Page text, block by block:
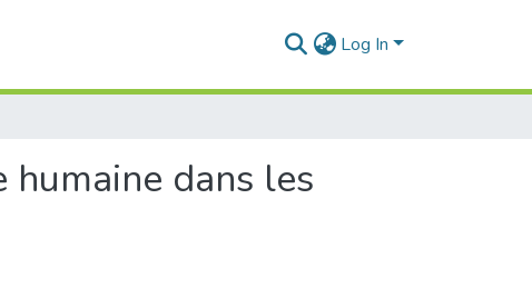
Log In
humaine dans les